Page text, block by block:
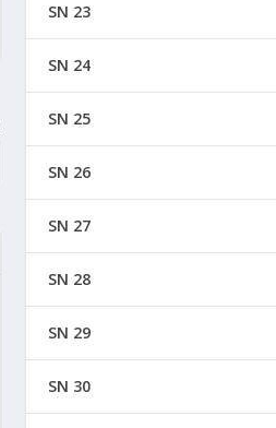
SN 23
SN 24
SN 25
SN 26
SN 27
SN 28
SN 29
SN 30